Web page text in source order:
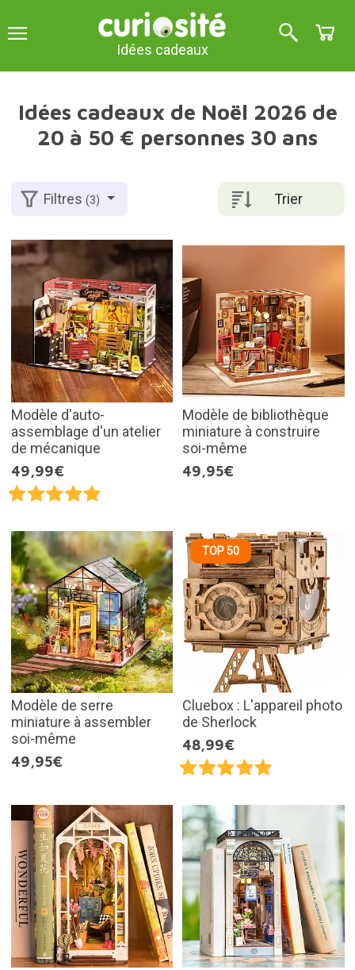
Idées cadeaux
Idées cadeaux de Noël 2026 de
20 à 50 € personnes 30 ans
Trier
Filtres(3)
Modèle d'auto-
assemblage d'un atelier
de mécanique
49,99€
Modèle de bibliothèque
miniature à construire
soi-même
49,95€
Modèle de serre
miniature à assembler
soi-même
49,95€
TOP 50
Cluebox : L'appareil photo
de Sherlock
48,99€